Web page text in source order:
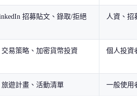
招募貼文、錄取/拒絕
人資、招
易策略、加密貨幣投資 個人投資
遊計畫、活動清單 一般使用